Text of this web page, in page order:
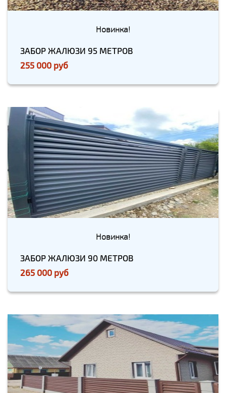
Новинка!
ЗАБОР ЖАЛЮЗИ 95 МЕТРОВ
255 000 руб
Новинка!
ЗАБОР ЖАЛЮЗИ 90 МЕТРОВ
265 000 руб